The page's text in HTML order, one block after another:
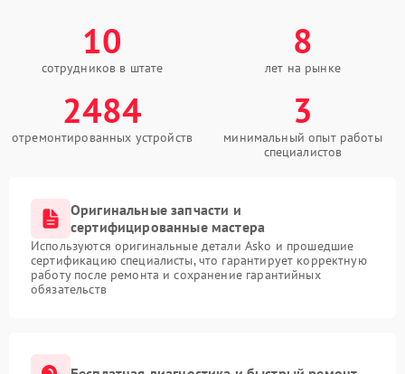
10
сотрудников в штате
8
лет на рынке
2484
отремонтированных устройств
3
минимальный опыт работы
специалистов
Оригинальные запчасти и
сертифицированные мастера
Используются оригинальные детали Asko и прошедшие
сертификацию специалисты, что гарантирует корректную
работу после ремонта и сохранение гарантийных
обязательств